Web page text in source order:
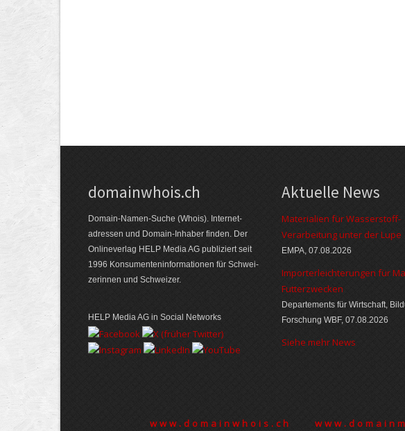
domainwhois.ch
Domain-Namen-Suche (Whois). Internet­
adressen und Domain-Inhaber finden. Der
Online­verlag HELP Media AG publiziert seit
1996 Konsumenten­informationen für Schwei­
zerinnen und Schweizer.
HELP Media AG in Social Networks
Aktuelle News
Materialien für Wasserstoff-
Verarbeitung unter der Lupe
EMPA, 07.08.2026
Importerleichterungen für
Futterzwecken
Departements für Wirtschaft,
Forschung WBF, 07.08.2026
Siehe mehr News
www.domainwhois.ch